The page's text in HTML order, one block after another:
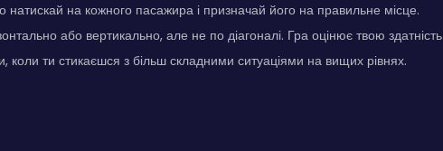
на кожного пасажира і призначай його на правильне місце.
або вертикально, але не по діагоналі. Гра оцінює твою здатність
коли ти стикаєшся з більш складними ситуаціями на вищих рівнях.